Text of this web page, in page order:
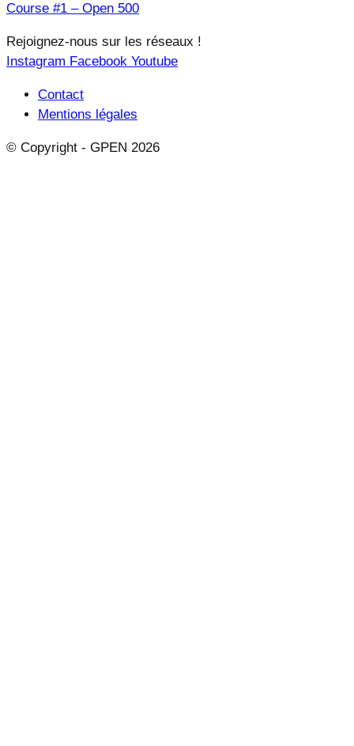
Course #1 – Open 500
Rejoignez-nous sur les réseaux !
Instagram Facebook Youtube
Contact
Mentions légales
© Copyright - GPEN 2026